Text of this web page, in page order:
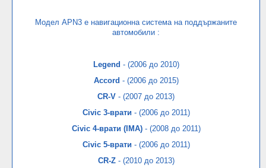
Модел APN3 е навигационна система на поддържаните
автомобили :
Legend - (2006 до 2010)
Accord - (2006 до 2015)
CR-V - (2007 до 2013)
Civic 3-врати - (2006 до 2011)
Civic 4-врати (IMA) - (2008 до 2011)
Civic 5-врати - (2006 до 2011)
CR-Z- (2010 до 2013)